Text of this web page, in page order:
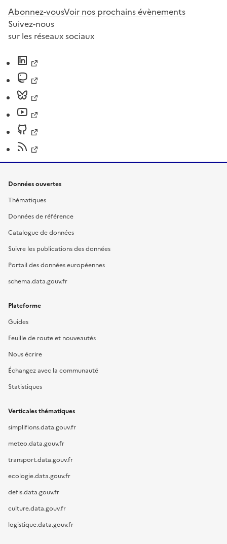
Abonnez-vousVoir nos prochains évènements
Suivez-nous
sur les réseaux sociaux
Données ouvertes
Thématiques
Données de référence
Catalogue de données
Suivre les publications des données
Portail des données européennes
schema.data.gouv.fr
Plateforme
Guides
Feuille de route et nouveautés
Nous écrire
Échangez avec la communauté
Statistiques
Verticales thématiques
simplifions.data.gouv.fr
meteo.data.gouv.fr
transport.data.gouv.fr
ecologie.data.gouv.fr
defis.data.gouv.fr
culture.data.gouv.fr
logistique.data.gouv.fr